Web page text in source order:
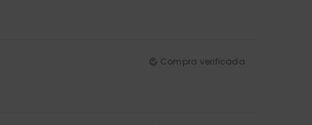
Compra verificada